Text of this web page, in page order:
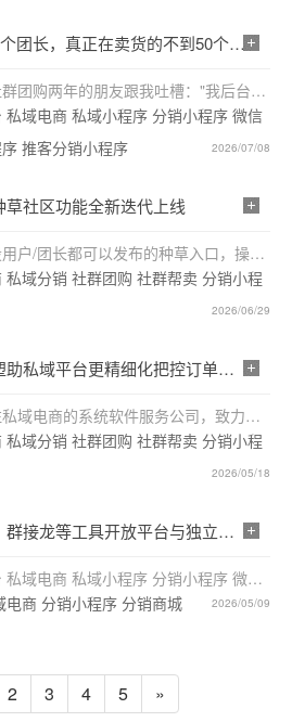
团长，真正在卖货的不到50个：
团购两年的朋友跟我吐槽："我后台注
多个团长，每天真正出单的不超过 50
450 个干嘛去了？我也不知道。" 这不
调研过的社群团购平台里，团长的活
私域电商 私域小程序 分销小程序 微信
推客分销小程序
2026/07/08
草社区功能全新迭代上线
户/团长都可以发布的种草入口，操作
，成员可在素材中心或者订单列表一
拍买家秀，支持图文、短视频多种形式
发布内容可直接挂载对应商品链接，
私域分销 社群团购 社群帮卖 分销小程
2026/06/29
助私域平台更精细化把控订单成
域电商的系统软件服务公司，致力于
打造高效低成本的私域电商专属平
了薇薇工作室、嘛嘛街、启旺臻选、新
文名品、蛮好UI甄选、安星推、蚂蚁
私域分销 社群团购 社群帮卖 分销小程
2026/05/18
群接龙等工具开放平台与独立站
私域电商 私域小程序 分销小程序 微信
推客分销小程序
电商 分销小程序 分销商城 2026/05/09
2 3 4 5 »